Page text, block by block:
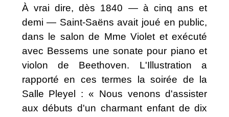
À vrai dire, dès 1840 — à cinq ans et
demi — Saint-Saëns avait joué en public,
dans le salon de Mme Violet et exécuté
avec Bessems une sonate pour piano et
violon de Beethoven. L'Illustration a
rapporté en ces termes la soirée de la
Salle Pleyel : « Nous venons d'assister
aux débuts d'un charmant enfant de dix